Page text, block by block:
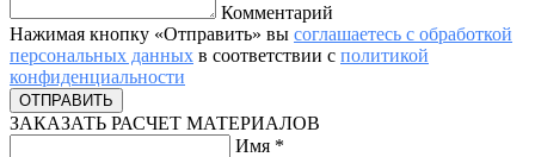
Комментарий
Нажимая кнопку «Отправить» вы соглашаетесь с обработкой
персональных данных в соответствии с политикой
конфиденциальности
ЗАКАЗАТЬ РАСЧЕТ МАТЕРИАЛОВ
Имя *